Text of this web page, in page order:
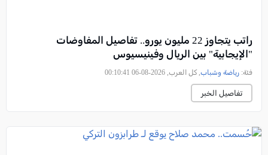
راتب يتجاوز 22 مليون يورو.. تفاصيل المفاوضات
"الإيجابية" بين الريال وفينيسيوس
فئة: رياضة وشباب, كل العرب, 2026-08-06 00:10:41
تفاصيل الخبر